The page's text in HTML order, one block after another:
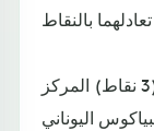
وفي الثانية، سيحتل النجم الأحمر الصربي (3 نقاط) المركز
اليوناني